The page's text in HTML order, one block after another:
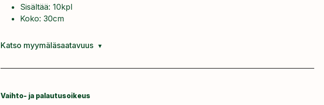
Sisältää: 10kpl
Koko: 30cm
Katso myymäläsaatavuus
Vaihto- ja palautusoikeus